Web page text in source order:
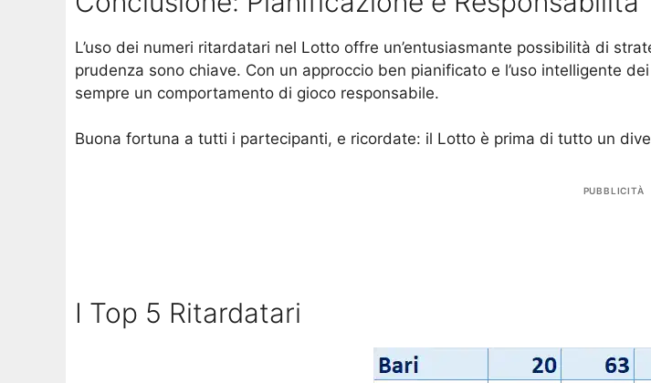
L’uso dei numeri ritardatari nel Lotto offre un’entusiasmante possibilità di
prudenza sono chiave. Con un approccio ben pianificato e l’uso intelligente
sempre un comportamento di gioco responsabile.
Buona fortuna a tutti i partecipanti, e ricordate: il Lotto è prima di tutto un
PUBBLICITÀ
I Top 5 Ritardatari